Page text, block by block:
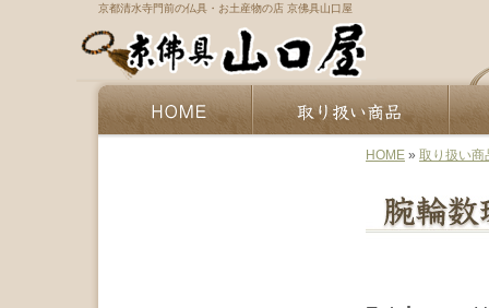
京都清水寺門前の仏具・お土産物の店 京佛具山口屋
HOME » 取り扱い商